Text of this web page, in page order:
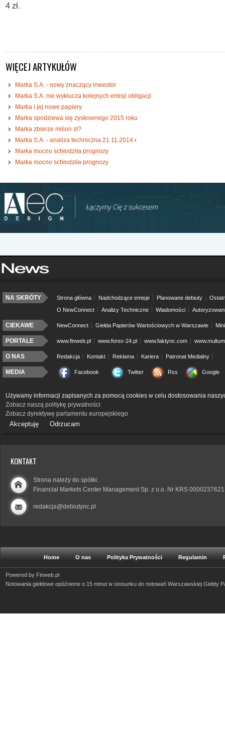
4 zł.
WIĘCEJ ARTYKUŁÓW
Marka S.A. - nowy znaczący inwestor
Marka S.A. nie wyklucza kolejnych emisji obligacji
Marka i jej nowe papiery
Marka spodziewa się zyskownego 2015 roku
Marka zbierze milion zł?
Marka S.A. - analiza techniczna 21.11.2014 r.
Marka mocno schłodziła prognozy
Marka mocno schłodziła prognozy
NA SKRÓTY Strona główna Nadchodzące emisje Planowane debiuty
O NewConnect
Analizy Techniczne Wiadomości
CIEKAWE NewConnect Giełda Papierów Wartościowych w Warszawie
PORTALE www.finweb.pl www.forex-24.pl www.faktync.com
O NAS Redakcja Kontakt Reklama Kariera Patronat Medialny
MEDIA Facebook Twitter Rss Google
Używamy informacji zapisanych za pomocą cookies w celu dostosowania
Zobacz naszą politykę prywatności
Zobacz dyrektywę parlamentu europejskiego
Akceptuję Odrzucam
KONTAKT
Strona należy do spółki:
Financial Markets Center Management Sp. z o.o. Nr KRS 0000237621
redakcja@debiutync.pl
Home O nas Polityka Prywatności Regulamin
Powered by Finweb.pl
Notowania giełdowe opóźnione o 15 minut w stosunku do notowań Warszawskiej Giełdy